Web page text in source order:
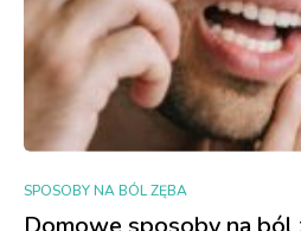
SPOSOBY NA BÓL ZĘBA